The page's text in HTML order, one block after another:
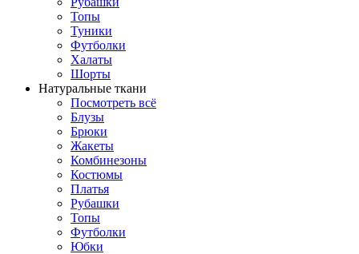
Топы
Туники
Футболки
Халаты
Шорты
Натуральные ткани
Посмотреть всё
Блузы
Брюки
Жакеты
Комбинезоны
Костюмы
Платья
Рубашки
Топы
Футболки
Юбки